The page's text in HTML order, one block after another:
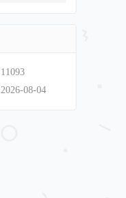
11093
2026-08-04